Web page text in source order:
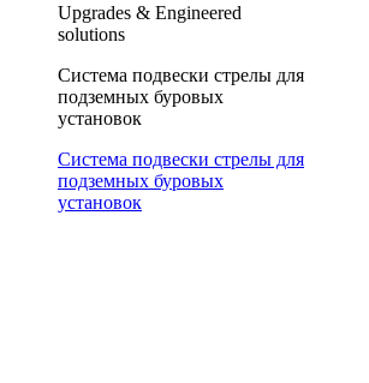
Upgrades & Engineered
solutions
Система подвески стрелы для
подземных буровых
установок
Система подвески стрелы для
подземных буровых
установок